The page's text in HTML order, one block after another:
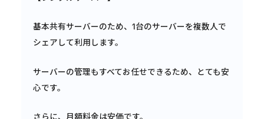
基本共有サーバーのため、1台のサーバーを複数人で
シェアして利用します。
サーバーの管理もすべてお任せできるため、とても安
心です。
さらに、月額料金は安価です。